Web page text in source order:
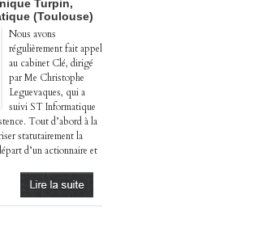
Turpin,
(Toulouse)
Nous avons
régulièrement fait appel
au cabinet Clé, dirigé
par Me Christophe
Leguevaques, qui a
suivi ST Informatique
Tout d’abord à la
statutairement la
d’un actionnaire et